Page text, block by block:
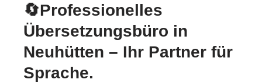
🔄Professionelles
Übersetzungsbüro in
Neuhütten – Ihr Partner für
Sprache.